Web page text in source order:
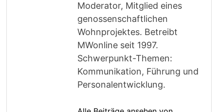
Moderator, Mitglied eines
genossenschaftlichen
Wohnprojektes. Betreibt
MWonline seit 1997.
Schwerpunkt-Themen:
Kommunikation, Führung und
Personalentwicklung.